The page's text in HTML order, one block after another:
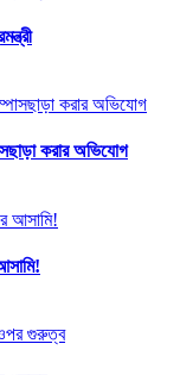
করার অভিযোগ